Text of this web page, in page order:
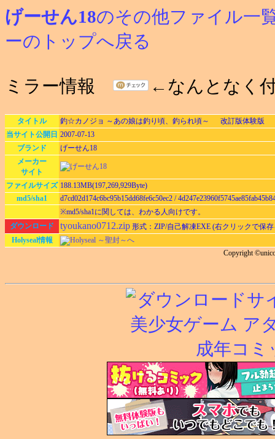
げーせん18のその他ファイル一
ーのトップへ戻る
ミラー情報 ←なんとなく
タイトル
釣☆カノジョ ～あの娘は釣り頃、釣られ頃～ 改訂版体験版
当サイト公開日 2007-07-13
ブランド
げーせん18
メーカー
サイト
ファイルサイズ 188.13MB(197,269,929Byte)
md5/sha1
d7cd02d174c6bc95b15dd68fe6c50ec2 /
※md5/sha1に関しては、わかる人向けです。
ダウンロード
tyoukano0712.zip 形式：ZIP/自己解凍EXE (右クリックで保
Holyseal情報
Holyseal ～聖封～へ
Copyright